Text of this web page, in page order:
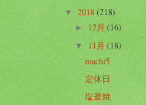
▼ 2018(218)
►12月(16)
▼11月(18)
machi5
定休日
塩釜焼